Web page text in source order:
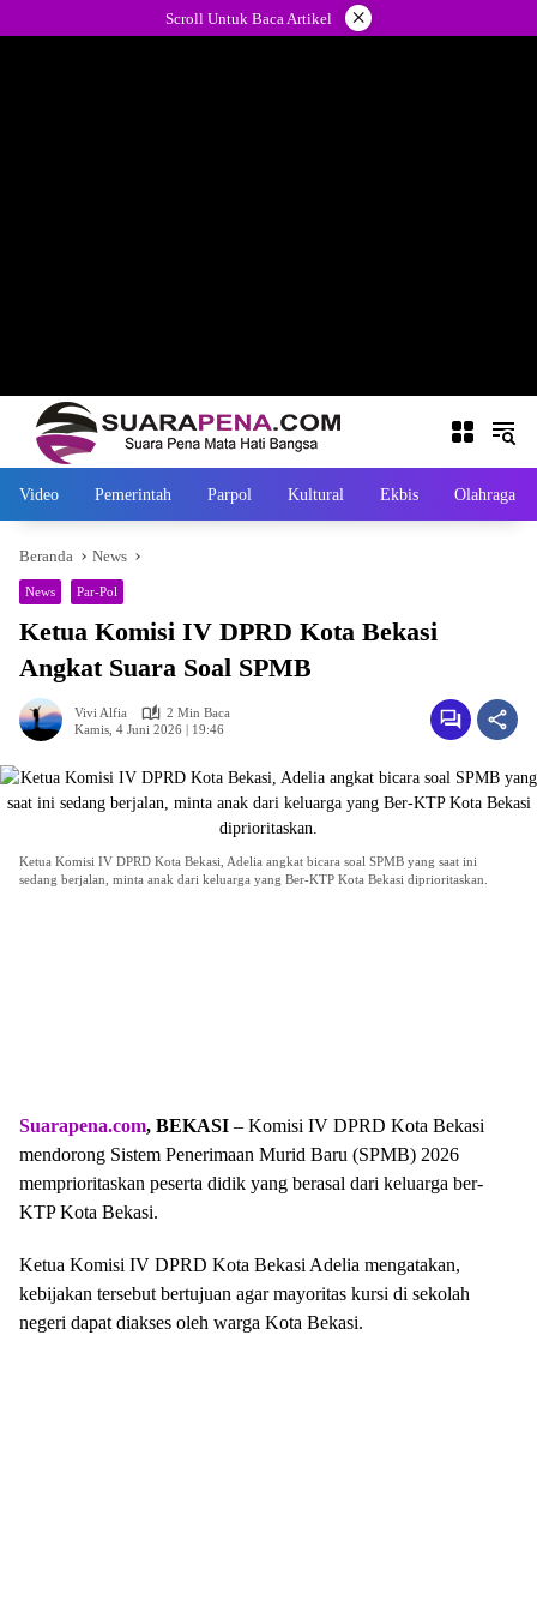
ke
Scroll Untuk Baca Artikel ×
Video Pemerintah Parpol Kultural Ekbis Olahraga
Beranda News
News Par-Pol
Ketua Komisi IV DPRD Kota Bekasi
Angkat Suara Soal SPMB
Vivi Alfia
2 Min Baca
Kamis, 4 Juni 2026 | 19:46
Ketua Komisi IV DPRD Kota Bekasi, Adelia angkat bicara soal SPMB yang saat ini
sedang berjalan, minta anak dari keluarga yang Ber-KTP Kota Bekasi diprioritaskan.
Suarapena.com, BEKASI – Komisi IV DPRD Kota Bekasi
mendorong Sistem Penerimaan Murid Baru (SPMB) 2026
memprioritaskan peserta didik yang berasal dari keluarga ber-
KTP Kota Bekasi.
Ketua Komisi IV DPRD Kota Bekasi Adelia mengatakan,
kebijakan tersebut bertujuan agar mayoritas kursi di sekolah
negeri dapat diakses oleh warga Kota Bekasi.